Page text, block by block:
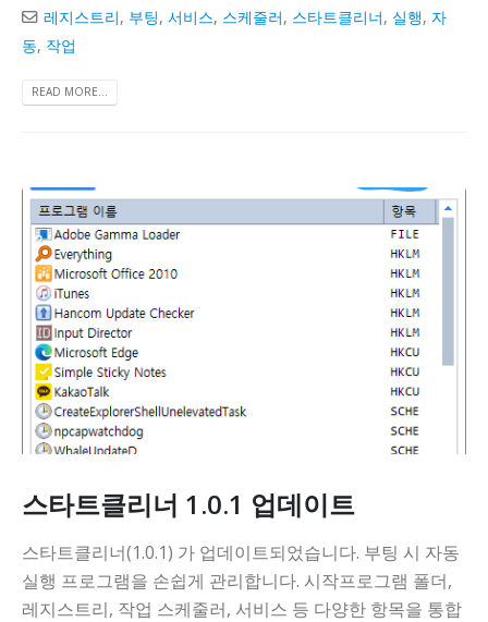
레지스트리, 부팅,서비스, 스케줄러, 스타트클리너, 실행, 자
동, 작업
READ MORE...
스타트클리너 1.0.1 업데이트
스타트클리너(1.0.1) 가 업데이트되었습니다. 부팅 시 자동
실행 프로그램을 손쉽게 관리합니다. 시작프로그램 폴더,
레지스트리, 작업 스케줄러, 서비스 등 다양한 항목을 통합